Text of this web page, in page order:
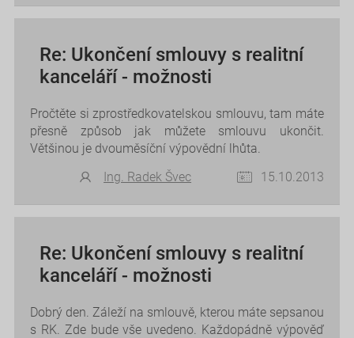
Re: Ukončení smlouvy s realitní
kanceláří - možnosti
Pročtěte si zprostředkovatelskou smlouvu, tam máte
přesně způsob jak můžete smlouvu ukončit.
Většinou je dvouměsíční výpovědní lhůta.
Ing. Radek Švec
15.10.2013
Re: Ukončení smlouvy s realitní
kanceláří - možnosti
Dobrý den. Záleží na smlouvě, kterou máte sepsanou
s RK. Zde bude vše uvedeno. Každopádně výpověď